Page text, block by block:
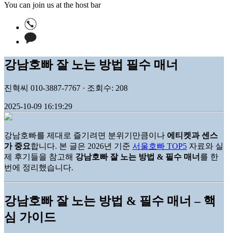
You can join us at the host bar
강남호빠 잘 노는 방법 필수 매너
진혁씨 010-3887-7767 · 조회수: 208
2025-10-09 16:19:29
강남호빠를 제대로 즐기려면 분위기만큼이나 에티켓과 센스
가 중요합니다. 본 글은 2026년 기준 서울호빠 TOP5 자료와 실
제 후기들을 참고해 강남호빠 잘 노는 방법 & 필수 매너 를 한
번에 정리했습니다.
강남호빠 잘 노는 방법 & 필수 매너 – 핵
심 가이드